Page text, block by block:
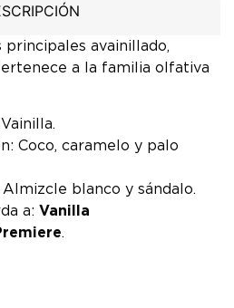
principales avainillado,
a la familia olfativa
Coco, caramelo y palo
blanco y sándalo.
a: Vanilla
.